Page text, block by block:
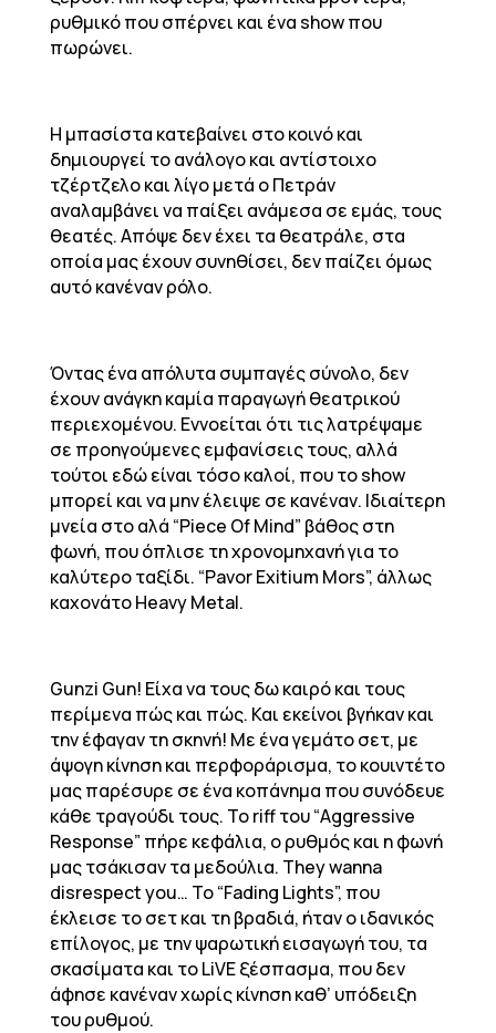
ρυθμικό που σπέρνει και ένα show που
πωρώνει.
Η μπασίστα κατεβαίνει στο κοινό και
δημιουργεί το ανάλογο και αντίστοιχο
τζέρτζελο και λίγο μετά ο Πετράν
αναλαμβάνει να παίξει ανάμεσα σε εμάς, τους
θεατές. Απόψε δεν έχει τα θεατράλε, στα
οποία μας έχουν συνηθίσει, δεν παίζει όμως
αυτό κανέναν ρόλο.
Όντας ένα απόλυτα συμπαγές σύνολο, δεν
έχουν ανάγκη καμία παραγωγή θεατρικού
περιεχομένου. Εννοείται ότι τις λατρέψαμε
σε προηγούμενες εμφανίσεις τους, αλλά
τούτοι εδώ είναι τόσο καλοί, που το show
μπορεί και να μην έλειψε σε κανέναν. Ιδιαίτερη
μνεία στο αλά “Piece Of Mind” βάθος στη
φωνή, που όπλισε τη χρονομηχανή για το
καλύτερο ταξίδι. “Pavor Exitium Mors”, άλλως
καχονάτο Heavy Metal.
Gunzi Gun! Είχα να τους δω καιρό και τους
περίμενα πώς και πώς. Και εκείνοι βγήκαν και
την έφαγαν τη σκηνή! Με ένα γεμάτο σετ, με
άψογη κίνηση και περφοράρισμα, το κουιντέτο
μας παρέσυρε σε ένα κοπάνημα που συνόδευε
κάθε τραγούδι τους. To riff του “Aggressive
Response” πήρε κεφάλια, ο ρυθμός και η φωνή
μας τσάκισαν τα μεδούλια. They wanna
disrespect you… To “Fading Lights”, που
έκλεισε το σετ και τη βραδιά, ήταν ο ιδανικός
επίλογος, με την ψαρωτική εισαγωγή του, τα
σκασίματα και το LiVE ξέσπασμα, που δεν
άφησε κανέναν χωρίς κίνηση καθ’ υπόδειξη
του ρυθμού.